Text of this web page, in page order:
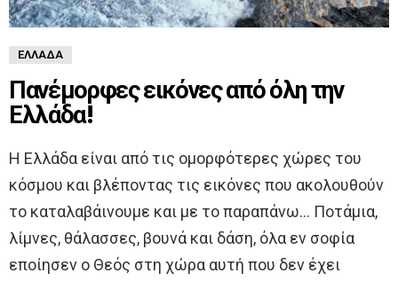
ΕΛΛΆΔΑ
Πανέμορφες εικόνες από όλη την
Ελλάδα!
Η Ελλάδα είναι από τις ομορφότερες χώρες του
κόσμου και βλέποντας τις εικόνες που ακολουθούν
το καταλαβάινουμε και με το παραπάνω… Ποτάμια,
λίμνες, θάλασσες, βουνά και δάση, όλα εν σοφία
εποίησεν ο Θεός στη χώρα αυτή που δεν έχει